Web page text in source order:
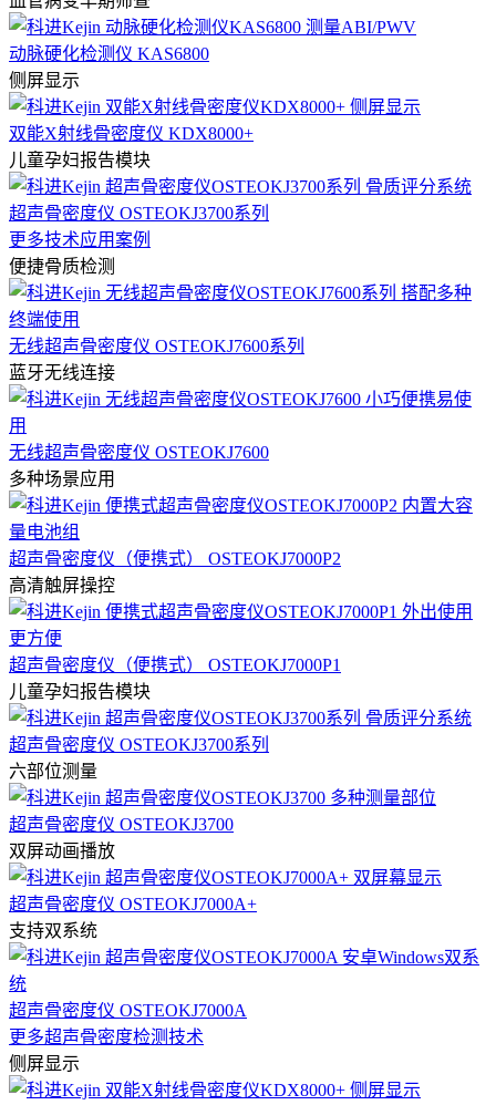
动脉硬化检测仪 KAS6800
侧屏显示
双能X射线骨密度仪 KDX8000+
儿童孕妇报告模块
超声骨密度仪 OSTEOKJ3700系列
更多技术应用案例
便捷骨质检测
无线超声骨密度仪 OSTEOKJ7600系列
蓝牙无线连接
无线超声骨密度仪 OSTEOKJ7600
多种场景应用
超声骨密度仪（便携式） OSTEOKJ7000P2
高清触屏操控
超声骨密度仪（便携式） OSTEOKJ7000P1
儿童孕妇报告模块
超声骨密度仪 OSTEOKJ3700系列
六部位测量
超声骨密度仪 OSTEOKJ3700
双屏动画播放
超声骨密度仪 OSTEOKJ7000A+
支持双系统
超声骨密度仪 OSTEOKJ7000A
更多超声骨密度检测技术
侧屏显示